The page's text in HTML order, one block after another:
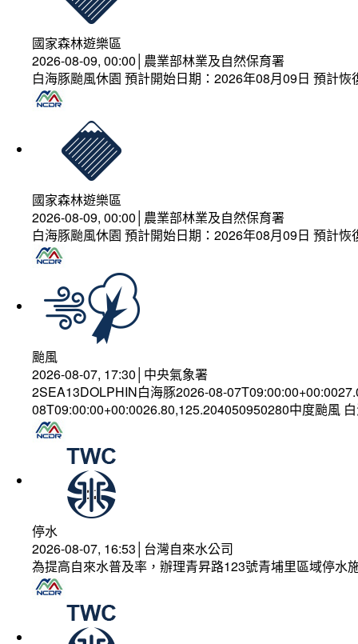
國家森林遊樂區
2026-08-09, 00:00│農業部林業及自然保育署
白海豚颱風休園 預計開始日期：2026年08月09日 預計
國家森林遊樂區
2026-08-09, 00:00│農業部林業及自然保育署
白海豚颱風休園 預計開始日期：2026年08月09日 預計
颱風
2026-08-07, 17:30│中央氣象署
2SEA13DOLPHIN白海豚2026-08-
08T09:00:00+00:0026.80,125.204050950280中度颱風
停水
2026-08-07, 16:53│台灣自來水公司
為提高自來水普及率，辦理青昇路123號青埔里區域停水